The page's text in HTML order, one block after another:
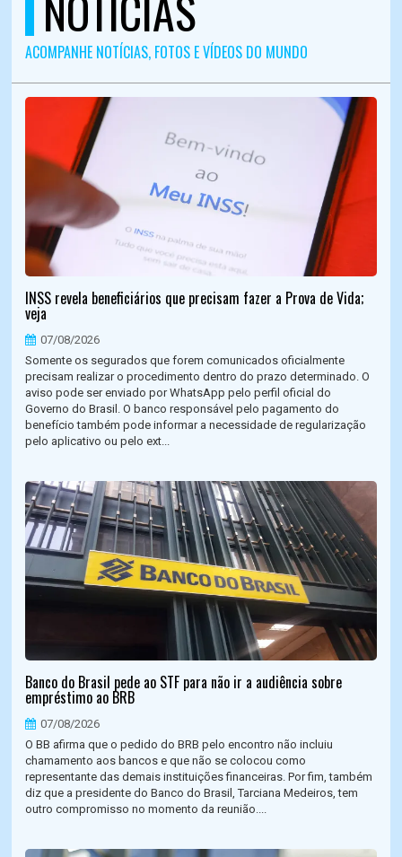
ACOMPANHE NOTÍCIAS, FOTOS E VÍDEOS DO MUNDO
INSS revela beneficiários que precisam fazer a Prova de Vida;
veja
07/08/2026
Somente os segurados que forem comunicados oficialmente
precisam realizar o procedimento dentro do prazo determinado. O
aviso pode ser enviado por WhatsApp pelo perfil oficial do
Governo do Brasil. O banco responsável pelo pagamento do
benefício também pode informar a necessidade de regularização
pelo aplicativo ou pelo ext...
Banco do Brasil pede ao STF para não ir a audiência sobre
empréstimo ao BRB
07/08/2026
O BB afirma que o pedido do BRB pelo encontro não incluiu
chamamento aos bancos e que não se colocou como
representante das demais instituições financeiras. Por fim, também
diz que a presidente do Banco do Brasil, Tarciana Medeiros, tem
outro compromisso no momento da reunião....